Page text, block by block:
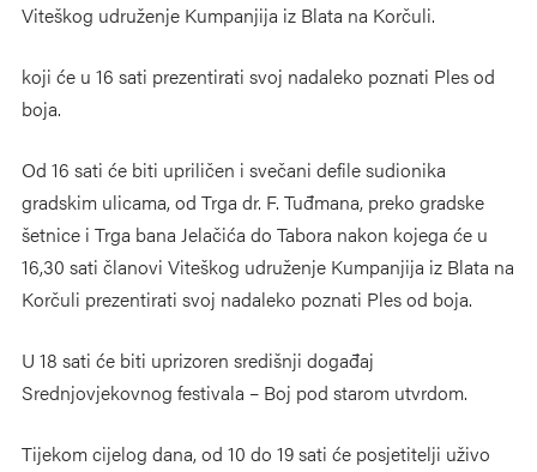
Viteškog udruženje Kumpanjija iz Blata na Korčuli.
koji će u 16 sati prezentirati svoj nadaleko poznati Ples od
boja.
Od 16 sati će biti upriličen i svečani defile sudionika
gradskim ulicama, od Trga dr. F. Tuđmana, preko gradske
šetnice i Trga bana Jelačića do Tabora nakon kojega će u
16,30 sati članovi Viteškog udruženje Kumpanjija iz Blata na
Korčuli prezentirati svoj nadaleko poznati Ples od boja.
U 18 sati će biti uprizoren središnji događaj
Srednjovjekovnog festivala – Boj pod starom utvrdom.
Tijekom cijelog dana, od 10 do 19 sati će posjetitelji uživo